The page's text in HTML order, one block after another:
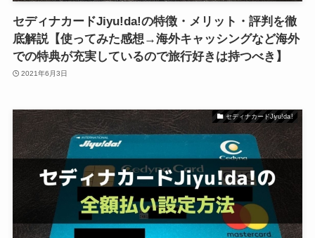
セディナカードJiyu!da!の特徴・メリット・評判を徹
底解説【使ってみた感想→海外キャッシングなど海外
での特典が充実しているので旅行好きは持つべき】
2021年6月3日
セディナカードJiyu!da!